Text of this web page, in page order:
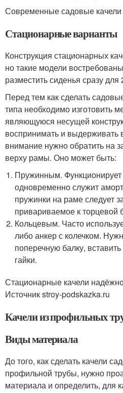
Современные садовые качели
Стационарные варианты
Конструкция стационарных
но такие модели
разместить сиденья сразу для
Перед тем как сделать
типа необходимо изготовить
являющуюся несущей
воспринимать и выдерживать
внимание нужно обратить на
верху рамы. Оно может быть:
Пружинным. Функционирует
одновременно служит
пружинки на раме следует
привариваемое к торцевой
Кольцевым. Часто
либо анкер с колечком.
поперечную балку,
гайки.
Стационарные качели
Источник stroy-podskazka.ru
Качели из профильных
Виды материала
До того, как сделать качели
профильной трубы, нужно
материала и определить, для